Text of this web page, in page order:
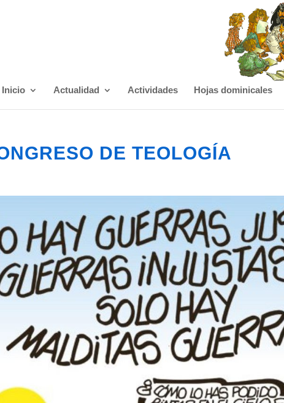
Inicio Actualidad Actividades Hojas dominicales
DE TEOLOGÍA